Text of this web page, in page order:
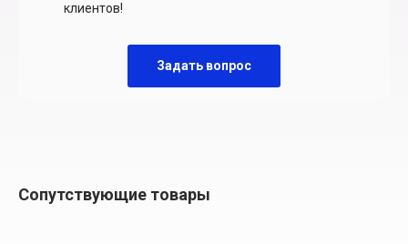
клиентов!
Задать вопрос
Сопутствующие товары